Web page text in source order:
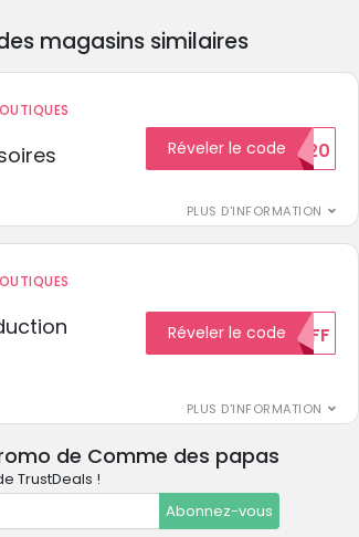
magasins similaires
PLUS D'INFORMATION
Réveler le code
BIENVENUE20
PLUS D'INFORMATION
Réveler le code10%OFF
de Comme des papas
TrustDeals !
Abonnez-vous